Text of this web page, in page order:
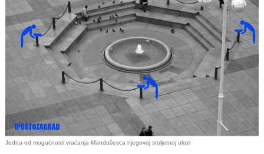
Jedna od mogućnosti vraćanja Manduševca njegovoj stoljetnoj ulozi